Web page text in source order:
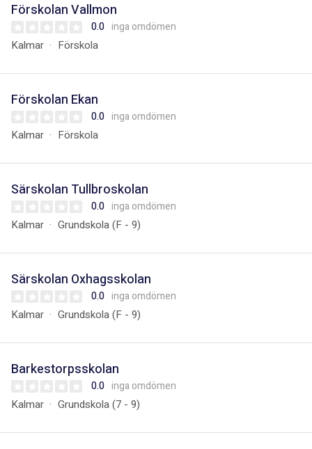
Förskolan Vallmon
0.0 inga omdömen
Kalmar Förskola
Förskolan Ekan
0.0 inga omdömen
Kalmar Förskola
Särskolan Tullbroskolan
0.0 inga omdömen
Kalmar Grundskola (F - 9)
Särskolan Oxhagsskolan
0.0 inga omdömen
Kalmar Grundskola (F - 9)
Barkestorpsskolan
0.0 inga omdömen
Kalmar Grundskola (7 - 9)